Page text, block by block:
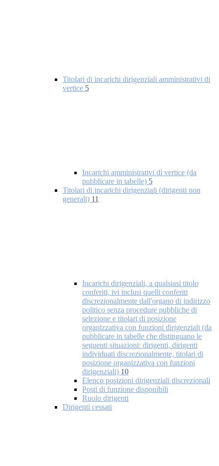
Titolari di incarichi dirigenziali amministrativi di
vertice 5
Incarichi amministrativi di vertice (da
pubblicare in tabelle) 5
Titolari di incarichi dirigenziali (dirigenti non
generali) 11
Incarichi dirigenziali, a qualsiasi titolo
conferiti, ivi inclusi quelli conferiti
discrezionalmente dall'organo di indirizzo
politico senza procedure pubbliche di
selezione e titolari di posizione
organizzativa con funzioni dirigenziali (da
pubblicare in tabelle che distinguano le
seguenti situazioni: dirigenti, dirigenti
individuati discrezionalmente, titolari di
posizione organizzativa con funzioni
dirigenziali) 10
Elenco posizioni dirigenziali discrezionali
Posti di funzione disponibili
Ruolo dirigenti
Dirigenti cessati